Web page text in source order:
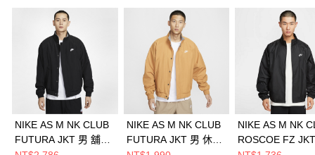
NIKE AS M NK CLUB
FUTURA JKT 男 舖棉
NIKE AS M NK CLUB
FUTURA JKT 男 休閒
NIKE AS M NK
ROSCOE FZ